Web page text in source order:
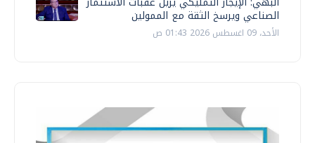
الصناعي ويرسخ الثقة مع الممولين
الأحد، 09 اغسطس 2026 01:43 ص